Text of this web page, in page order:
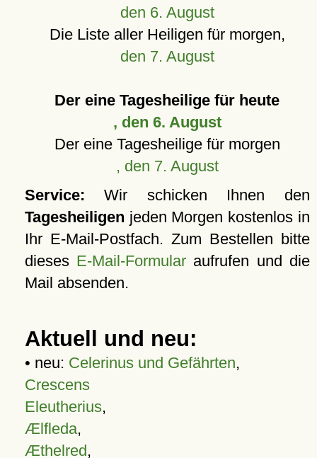
den 6. August
Die Liste aller Heiligen für morgen,
den 7. August
Der eine Tagesheilige für heute
, den 6. August
Der eine Tagesheilige für morgen
, den 7. August
Service: Wir schicken Ihnen den
Tagesheiligen jeden Morgen kostenlos in
Ihr E-Mail-Postfach. Zum Bestellen bitte
dieses E-Mail-Formular aufrufen und die
Mail absenden.
Aktuell und neu:
• neu: Celerinus und Gefährten,
Crescens
Eleutherius,
Ælfleda,
Æthelred,